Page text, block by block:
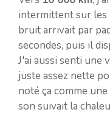
intermittent sur les
bruit arrivait par
secondes, puis il
J'ai aussi senti une
juste assez nette
noté ça comme
son suivait la